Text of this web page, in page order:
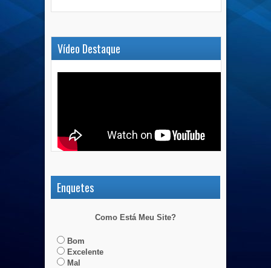
Vídeo Destaque
Enquetes
Como Está Meu Site?
Bom
Excelente
Mal